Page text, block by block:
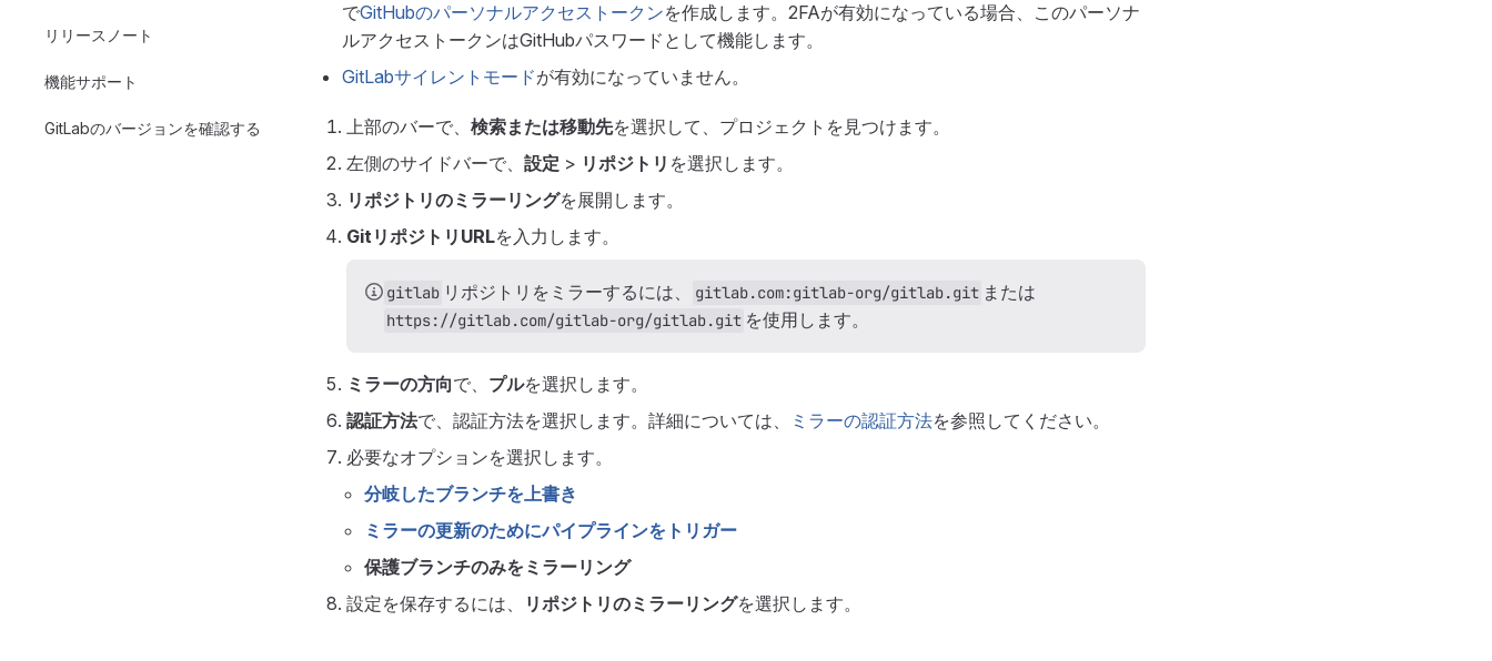
リリースノート
機能サポート
GitLabのバージョンを確認する
でGitHubのパーソナルアクセストークンを作成します。2FAが有効になっている場合、このパーソナ
ルアクセストークンはGitHubパスワードとして機能します。
GitLabサイレントモードが有効になっていません。
上部のバーで、 検索または移動先を選択して、プロジェクトを見つけます。
左側のサイドバーで、 設定 > リポジトリ を選択します。
リポジトリのミラーリングを展開します。
GitリポジトリURLを入力します。
gitlab リポジトリをミラーするには、 gitlab.com:gitlab-org/gitlab.git または
https://gitlab.com/gitlab-org/gitlab.git を使用します。
ミラーの方向で、 プルを選択します。
認証方法で、認証方法を選択します。詳細については、 ミラーの認証方法を参照してください。
必要なオプションを選択します。
分岐したブランチを上書き
ミラーの更新のためにパイプラインをトリガー
保護ブランチのみをミラーリング
設定を保存するには、
リポジトリのミラーリングを選択します。